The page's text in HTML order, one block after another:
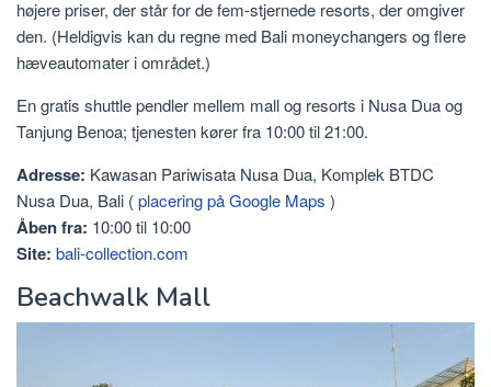
højere priser, der står for de fem-stjernede resorts, der omgiver
den. (Heldigvis kan du regne med Bali moneychangers og flere
hæveautomater i området.)
En gratis shuttle pendler mellem mall og resorts i Nusa Dua og
Tanjung Benoa; tjenesten kører fra 10:00 til 21:00.
Adresse: Kawasan Pariwisata Nusa Dua, Komplek BTDC
Nusa Dua, Bali (placering på Google Maps )
Åben fra: 10:00 til 10:00
Site: bali-collection.com
Beachwalk Mall